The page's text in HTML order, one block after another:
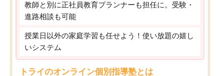
教師と別に正社員教育プランナーも担任に。受験・
進路相談も可能
授業日以外の家庭学習も任せよう！使い放題の嬉し
いシステム
トライのオンライン個別指導塾とは